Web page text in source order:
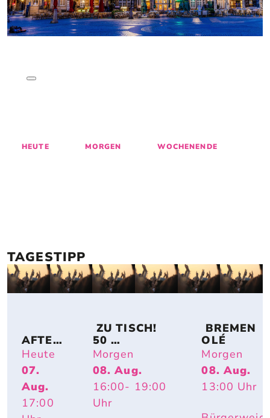
HEUTE MORGEN WOCHENENDE
TAGESTIPP
AFTER
-
WORK
-
PARTY
OPEN
AIR
Heute
07.
Aug.
17:00
ZU TISCH!
50
PICKNICKTIS
CHE FÜR DIE
ÜBERSEESTA
DT
Morgen
08. Aug.
16:00- 19:00
Uhr
BREMEN
OLÉ
Morgen
08. Aug.
13:00 Uhr